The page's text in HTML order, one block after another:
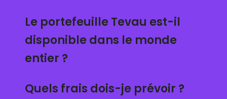
Le portefeuille Tevau est-il
disponible dans le monde
entier ?
Quels frais dois-je prévoir ?